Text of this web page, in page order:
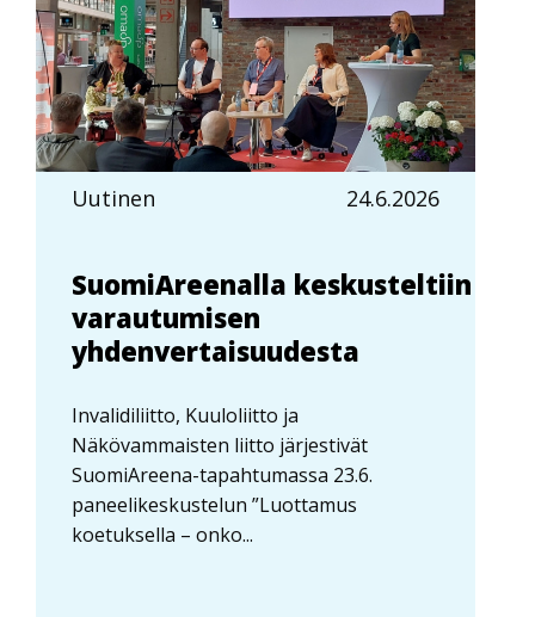
Uutinen 24.6.2026
SuomiAreenalla keskusteltiin
varautumisen
yhdenvertaisuudesta
Invalidiliitto, Kuuloliitto ja
Näkövammaisten liitto järjestivät
SuomiAreena-tapahtumassa 23.6.
paneelikeskustelun ”Luottamus
koetuksella – onko...